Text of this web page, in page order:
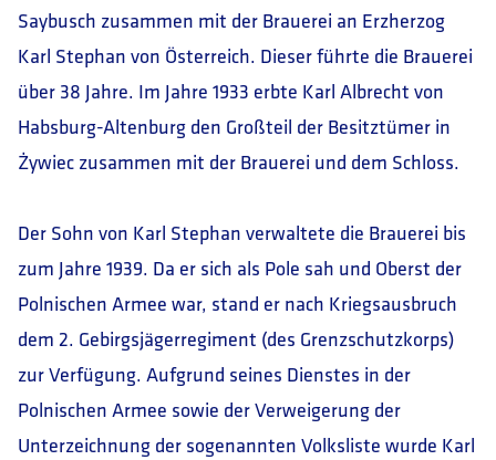
Saybusch zusammen mit der Brauerei an Erzherzog
Karl Stephan von Österreich. Dieser führte die Brauerei
über 38 Jahre. Im Jahre 1933 erbte Karl Albrecht von
Habsburg-Altenburg den Großteil der Besitztümer in
Żywiec zusammen mit der Brauerei und dem Schloss.
Der Sohn von Karl Stephan verwaltete die Brauerei bis
zum Jahre 1939. Da er sich als Pole sah und Oberst der
Polnischen Armee war, stand er nach Kriegsausbruch
dem 2. Gebirgsjägerregiment (des Grenzschutzkorps)
zur Verfügung. Aufgrund seines Dienstes in der
Polnischen Armee sowie der Verweigerung der
Unterzeichnung der sogenannten Volksliste wurde Karl